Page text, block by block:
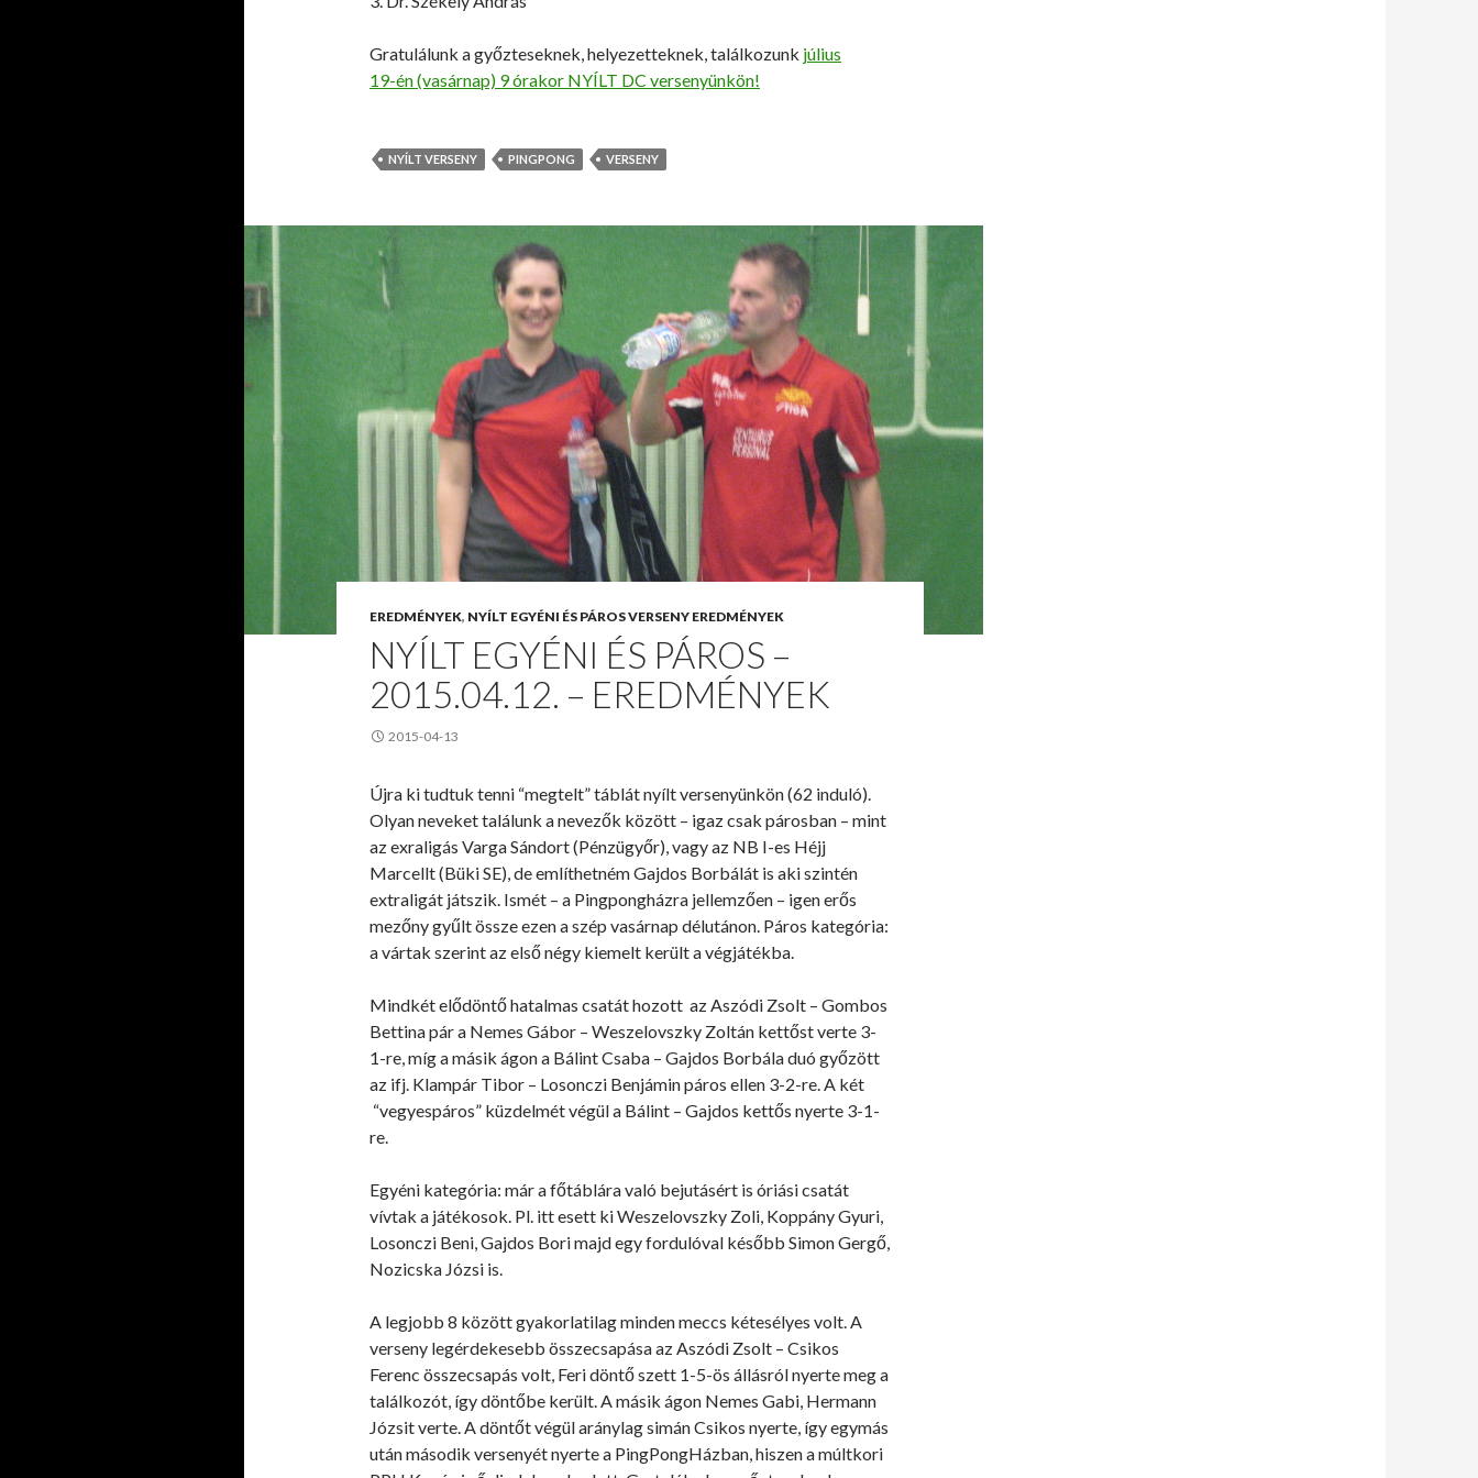
Gratulálunk a győzteseknek, helyezetteknek, találkozunk július
19-én (vasárnap) 9 órakor NYÍLT DC versenyünkön!
NYÍLT VERSENY PINGPONG VERSENY
EREDMÉNYEK, NYÍLT EGYÉNI ÉS PÁROS VERSENY EREDMÉNYEK
NYÍLT EGYÉNI ÉS PÁROS –
2015.04.12. – EREDMÉNYEK
2015-04-13
Újra ki tudtuk tenni “megtelt” táblát nyílt versenyünkön (62 induló).
Olyan neveket találunk a nevezők között – igaz csak párosban – mint
az exraligás Varga Sándort (Pénzügyőr), vagy az NB I-es Héjj
Marcellt (Büki SE), de említhetném Gajdos Borbálát is aki szintén
extraligát játszik. Ismét – a Pingpongházra jellemzően – igen erős
mezőny gyűlt össze ezen a szép vasárnap délutánon. Páros kategória:
a vártak szerint az első négy kiemelt került a végjátékba.
Mindkét elődöntő hatalmas csatát hozott az Aszódi Zsolt – Gombos
Bettina pár a Nemes Gábor – Weszelovszky Zoltán kettőst verte 3-
1-re, míg a másik ágon a Bálint Csaba – Gajdos Borbála duó győzött
az ifj. Klampár Tibor – Losonczi Benjámin páros ellen 3-2-re. A két
“vegyespáros” küzdelmét végül a Bálint – Gajdos kettős nyerte 3-1-
re.
Egyéni kategória: már a főtáblára való bejutásért is óriási csatát
vívtak a játékosok. Pl. itt esett ki Weszelovszky Zoli, Koppány Gyuri,
Losonczi Beni, Gajdos Bori majd egy fordulóval később Simon Gergő,
Nozicska Józsi is.
A legjobb 8 között gyakorlatilag minden meccs kétesélyes volt. A
verseny legérdekesebb összecsapása az Aszódi Zsolt – Csikos
Ferenc összecsapás volt, Feri döntő szett 1-5-ös állásról nyerte meg a
találkozót, így döntőbe került. A másik ágon Nemes Gabi, Hermann
Józsit verte. A döntőt végül aránylag simán Csikos nyerte, így egymás
után második versenyét nyerte a PingPongHázban, hiszen a múltkori